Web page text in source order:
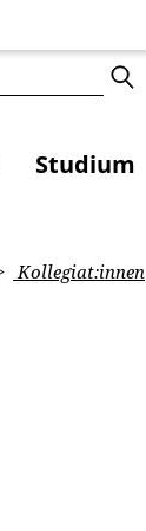
Studium
Kollegiat:innen